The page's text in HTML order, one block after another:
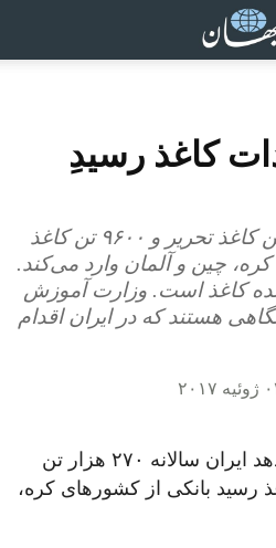
کاغذ رسیدِ
- ایران سالانه ۲۷۰ هزار تن کاغذ تحریر و ۹۶۰۰ تن کاغذ
چین و آلمان وارد می‌کند.
کاغذ است. وزارت آموزش
هستند که در ایران اقدام
گزارش جدیدی نشان می‌دهد ایران سالانه ۲۷۰ هزار تن
و ۹۶۰۰ تن کاغذ رسید بانکی از کشورهای کره،